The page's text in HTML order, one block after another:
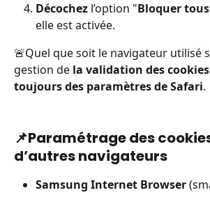
Décochez l’option "Bloquer
elle est activée.
🚨Quel que soit le navigateur utilisé
gestion de la validation des
toujours des paramètres de Safari.
📌Paramétrage des
d’autres navigateurs
Samsung Internet Browser